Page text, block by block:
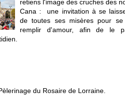
retiens l'image des cruches des
Cana : une invitation à se
de toutes ses misères pour se
remplir d'amour, afin de le
du Rosaire de Lorraine.